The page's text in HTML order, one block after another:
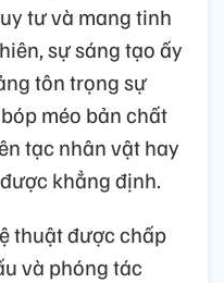
tư và mang tinh
sự sáng tạo ấy
tôn trọng sự
méo bản chất
tạc nhân vật hay
khẳng định.
thuật được chấp
và phóng tác